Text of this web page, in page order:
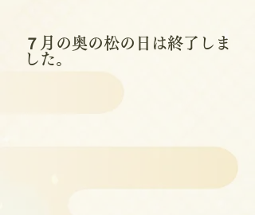
​７月の奥の松の日は終了しま
した。